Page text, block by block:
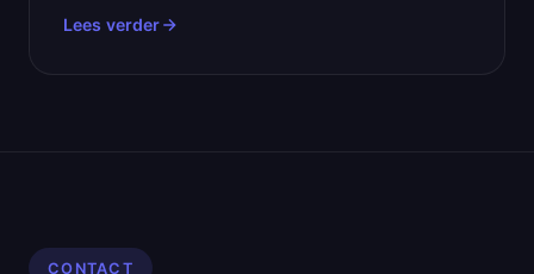
Lees verder
CONTACT